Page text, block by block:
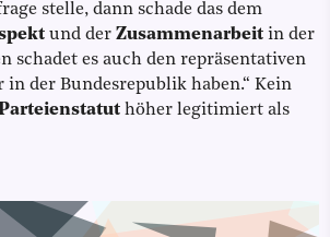
stelle, dann schade das dem
und der Zusammenarbeit in der
schadet es auch den repräsentativen
der Bundesrepublik haben.“ Kein
höher legitimiert als